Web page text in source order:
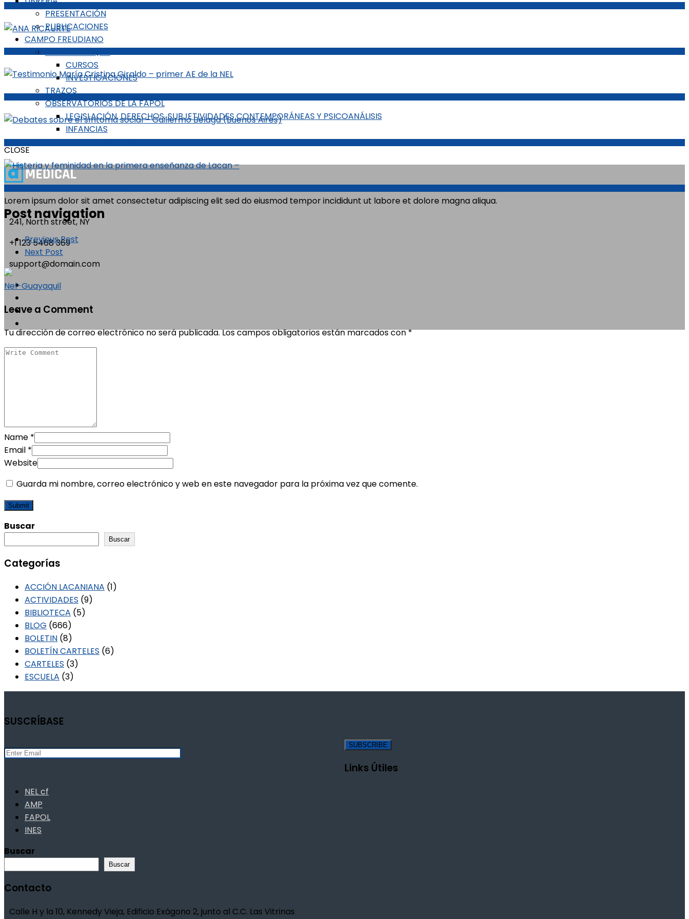
PRESENTACIÓN
PUBLICACIONES
CAMPO FREUDIANO
CID-GUAYAQUIL
CURSOS
INVESTIGACIONES
TRAZOS
OBSERVATORIOS DE LA FAPOL
LEGISLACIÓN, DERECHOS, SUBJETIVIDADES CONTEMPORÁNEAS Y PSICOANÁLISIS
INFANCIAS
CLOSE
Lorem ipsum dolor sit amet consectetur adipiscing elit sed do eiusmod tempor incididunt ut labore et dolore magna aliqua.
241, North street, NY
+1 123 5468 369
support@domain.com
ANA RICAURTE
Post navigation
Previous Post
Next Post
Nel-Guayaquil
Leave a Comment
Tu dirección de correo electrónico no será publicada.Los campos obligatorios están marcados con*
Name *
Email *
Website
Guarda mi nombre, correo electrónico y web en este navegador para la próxima vez que comente.
Buscar
Buscar
Categorías
ACCIÓN LACANIANA (1)
ACTIVIDADES (9)
BIBLIOTECA (5)
BLOG (666)
BOLETIN (8)
BOLETÍN CARTELES (6)
CARTELES (3)
ESCUELA (3)
SUSCRÍBASE
Links Útiles
NEL cf
AMP
FAPOL
INES
Buscar
Buscar
Contacto
Calle H y la 10, Kennedy Vieja, Edificio Exágono 2, junto al C.C. Las Vitrinas